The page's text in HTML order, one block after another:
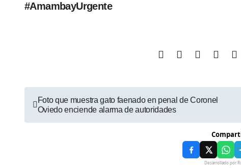
#AmambayUrgente
Foto que muestra gato faenado en penal de Coronel
Oviedo enciende alarma de autoridades
Desarrollado por